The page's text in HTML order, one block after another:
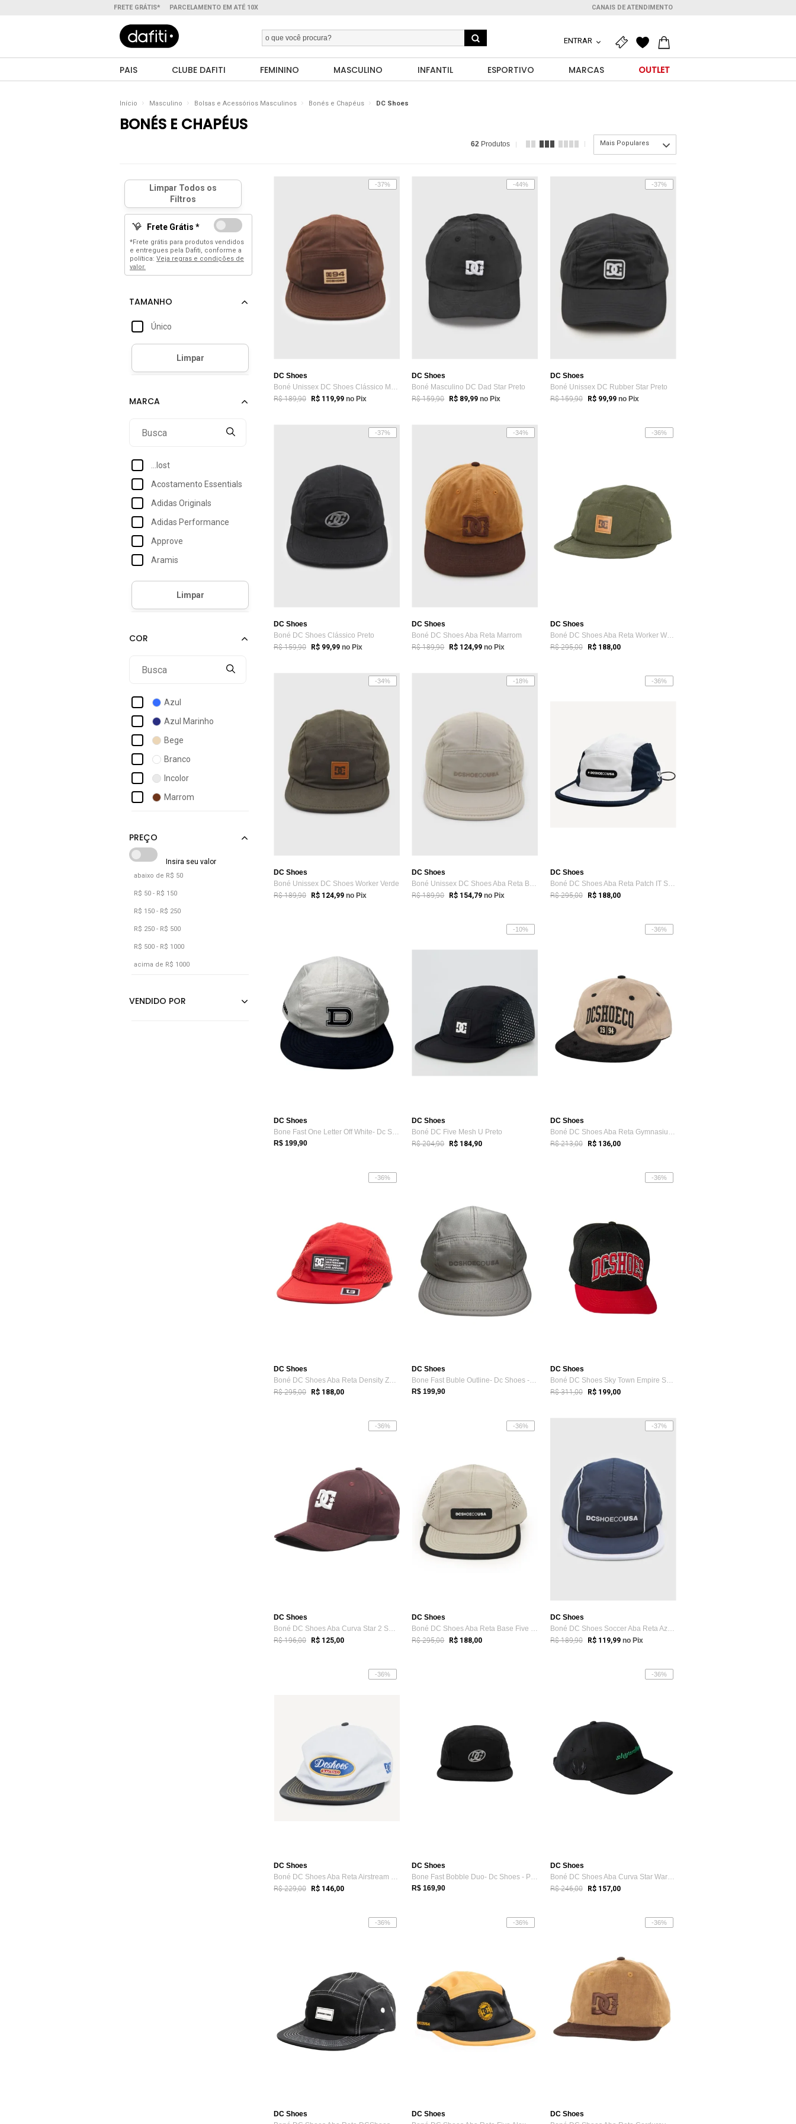
FRETE GRÁTIS* PARCELAMENTO EM ATÉ 10X CANAIS DE ATENDIMENTO
ENTRAR
PAIS CLUBE DAFITI FEMININO MASCULINO INFANTIL ESPORTIVO MARCAS OUTLET
Início Masculino Bolsas e Acessórios Masculinos Bonés e Chapéus DC Shoes
BONÉS E CHAPÉUS
62 Produtos Mais Populares
Frete Grátis *
*Frete grátis para produtos vendidos
e entregues pela Dafiti, conforme a
política: Veja regras e condições de
valor.
Único
...lost
Acostamento Essentials
Adidas Originals
Adidas Performance
Approve
Aramis
Bia Ramos
Billabong
Calvin Klein Jeans
Azul
Azul Marinho
Bege
Branco
Incolor
Marrom
Verde
Vermelho
abaixo de R$ 50
R$ 50 - R$ 150
R$ 150 - R$ 250
R$ 250 - R$ 500
R$ 500 - R$ 1000
acima de R$ 1000
-37%
DC Shoes
Boné Unissex DC Shoes Clássico Marrom
R$ 189,90 R$ 119,99 no Pix
-44%
DC Shoes
Boné Masculino DC Dad Star Preto
R$ 159,90 R$ 89,99 no Pix
-37%
DC Shoes
Boné Unissex DC Rubber Star Preto
R$ 159,90 R$ 99,99 no Pix
-37%
DC Shoes
Boné DC Shoes Clássico Preto
R$ 159,90 R$ 99,99 no Pix
-34%
DC Shoes
Boné DC Shoes Aba Reta Marrom
R$ 189,90 R$ 124,99 no Pix
-36%
DC Shoes
Boné DC Shoes Aba Reta Worker WT26 Verde
R$ 295,00 R$ 188,00
-34%
DC Shoes
Boné Unissex DC Shoes Worker Verde
R$ 189,90 R$ 124,99 no Pix
-18%
DC Shoes
Boné Unissex DC Shoes Aba Reta Bege
R$ 189,90 R$ 154,79 no Pix
-36%
DC Shoes
Boné DC Shoes Aba Reta Patch IT SM26 Branco
R$ 295,00 R$ 188,00
DC Shoes
Bone Fast One Letter Off White- Dc Shoes...
R$ 199,90
-10%
DC Shoes
Boné DC Five Mesh U Preto
R$ 204,90 R$ 184,90
-36%
DC Shoes
Boné DC Shoes Aba Reta Gymnasium Snapbac...
R$ 213,00 R$ 136,00
-36%
DC Shoes
Boné DC Shoes Aba Reta Density Zone WT25 Vermelho
R$ 295,00 R$ 188,00
DC Shoes
Bone Fast Buble Outline- Dc Shoes - Bege
R$ 199,90
-36%
DC Shoes
Boné DC Shoes Sky Town Empire Snapback WT24 Preto
R$ 311,00 R$ 199,00
-36%
DC Shoes
Boné DC Shoes Aba Curva Star 2 SM24 Bordo
R$ 196,00 R$ 125,00
-36%
DC Shoes
Boné DC Shoes Aba Reta Base Five WT25 Caqui
R$ 295,00 R$ 188,00
-37%
DC Shoes
Boné DC Shoes Soccer Aba Reta Azul Escuro
R$ 189,90 R$ 119,99 no Pix
-36%
DC Shoes
Boné DC Shoes Aba Reta Airstream WT25 BrancoPreto
R$ 229,00 R$ 146,00
DC Shoes
Bone Fast Bobble Duo- Dc Shoes - Preto
R$ 169,90
-36%
DC Shoes
Boné DC Shoes Aba Curva Star Wars Luke S...
R$ 246,00 R$ 157,00
-36%
DC Shoes
-36%
DC Shoes
-36%
DC Shoes